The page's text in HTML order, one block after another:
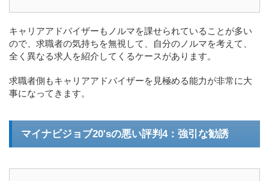
キャリアアドバイザーもノルマを課せられていることが多い
ので、求職者の気持ちを無視して、自分のノルマを考えて、
全く異なる求人を紹介してくるケースがあります。
求職者側もキャリアアドバイザーを見極める能力が非常に大
事になってきます。
マイナビジョブ20'sの悪い評判4：強引な勧誘